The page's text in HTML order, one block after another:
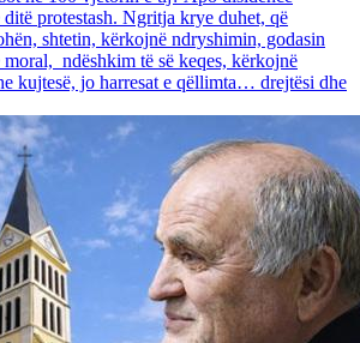
protestash. Ngritja krye duhet, që
shtetin, kërkojnë ndryshimin, godasin
ndëshkim të së keqes, kërkojnë
kujtesë, jo harresat e qëllimta… drejtësi dhe